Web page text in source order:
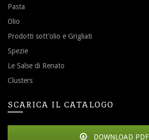
Pasta
Olio
Prodotti sott’olio e Grigliati
Spezie
Le Salse di Renato
Clusters
SCARICA IL CATALOGO
DOWNLOAD PDF